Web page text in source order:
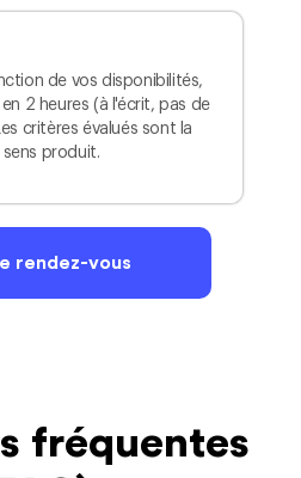
de vos disponibilités,
2 heures (à l'écrit, pas de
critères évalués sont la
produit.
rendez-vous
fréquentes